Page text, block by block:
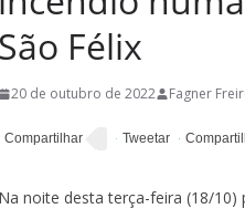
São Félix
20 de outubro de 2022 Fagner
Na noite desta terça-feira (18/